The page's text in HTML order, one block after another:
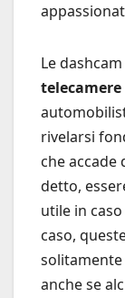
Le
rivelarsi
che accade
detto,
utile in
caso,
solitamente
anche se